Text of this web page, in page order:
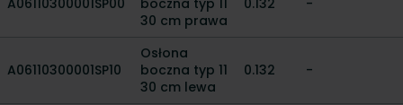
A06110300001SP00
boczna typ 11
30 cm prawa
0.132 -
A06110300001SP10
Osłona
boczna typ 11
30 cm lewa
0.132 -